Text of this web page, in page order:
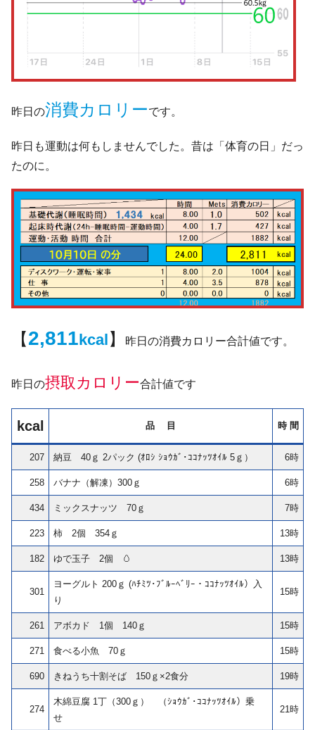
昨日の消費カロリーです。
昨日も運動は何もしませんでした。昔は「体育の日」だっ
たのに。
【2,811kcal 】 昨日の消費カロリー合計値です。
昨日の摂取カロリー合計値です
kcal 品 目 時 間
207 納豆 40ｇ 2パック (ｵﾛｼ ｼｮｳｶﾞ･ｺｺﾅｯﾂｵｲﾙ 5ｇ） 6時
258 バナナ（解凍）300ｇ 6時
434 ミックスナッツ 70ｇ 7時
223 柿 2個 354ｇ 13時
182 ゆで玉子 2個 🥚 13時
301
ヨーグルト 200ｇ (ﾊﾁﾐﾂ･ﾌﾞﾙｰﾍﾞﾘｰ・ｺｺﾅｯﾂｵｲﾙ）入
り
15時
261 アボカド 1個 140ｇ 15時
271 食べる小魚 70ｇ 15時
690 きねうち十割そば 150ｇ×2食分 19時
274
木綿豆腐 1丁（300ｇ） （ｼｮｳｶﾞ･ｺｺﾅｯﾂｵｲﾙ）乗
せ
21時